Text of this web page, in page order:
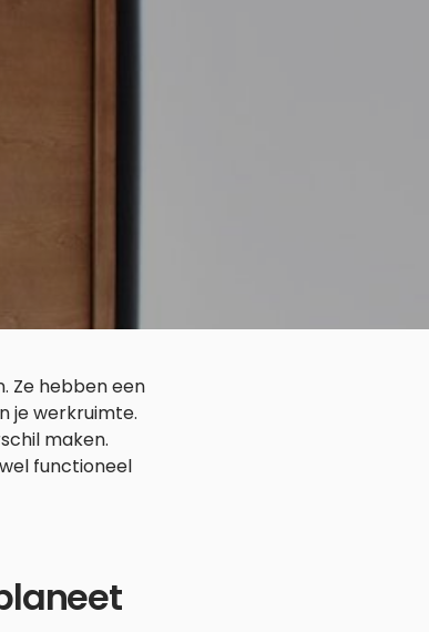
Ze hebben een
je werkruimte.
maken.
functioneel